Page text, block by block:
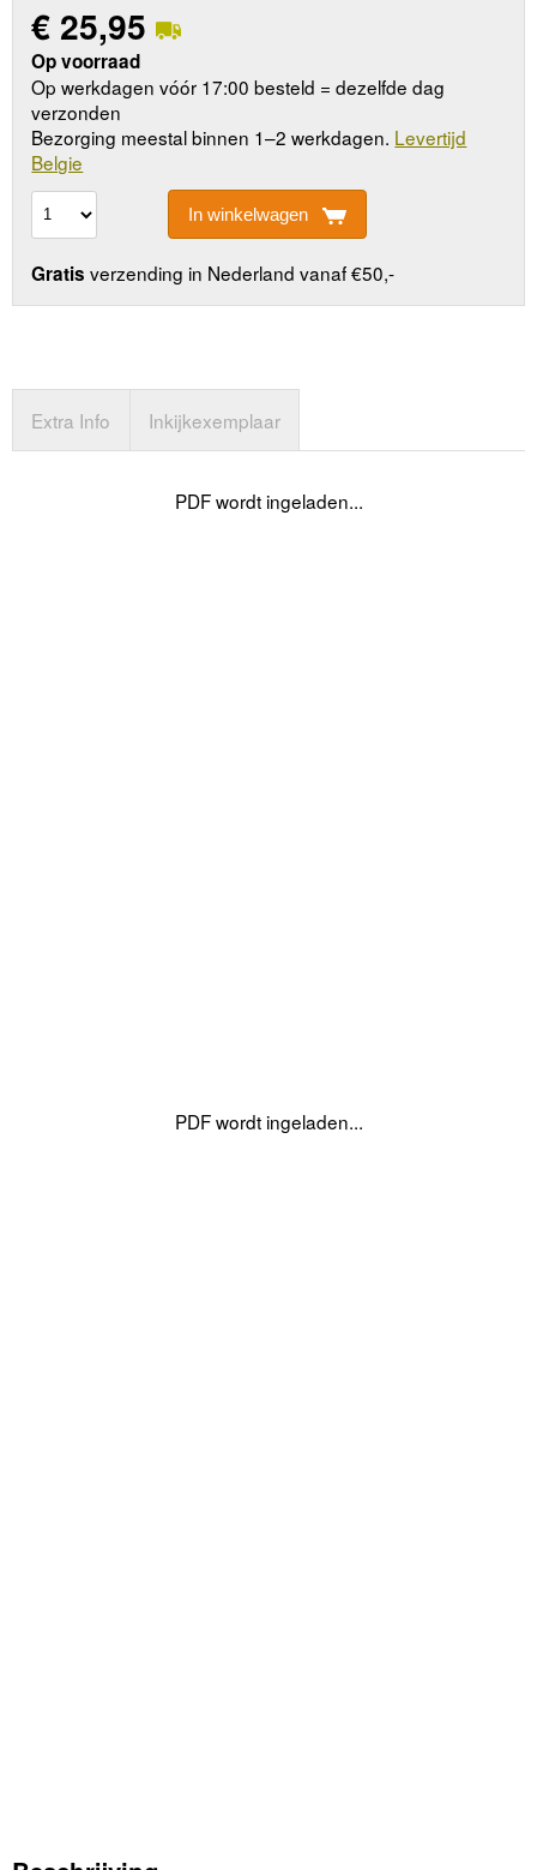
€ 25,95
Op voorraad
Op werkdagen vóór 17:00 besteld = dezelfde dag
verzonden
Bezorging meestal binnen 1–2 werkdagen. Levertijd
Belgie
In winkelwagen
Gratis verzending in Nederland vanaf €50,-
Extra Info Inkijkexemplaar
PDF wordt ingeladen...
PDF wordt ingeladen...